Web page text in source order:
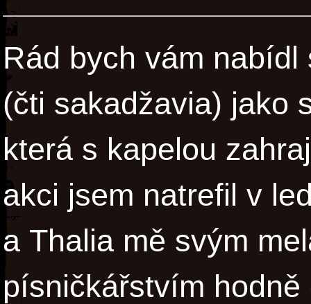
Rád bych vám
(čti sakadžavia) jako
která s kapelou
akci jsem natrefil v
a Thalia mě svým
písničkářstvím